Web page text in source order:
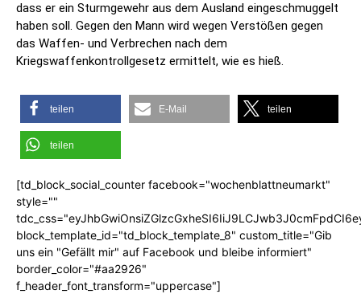
dass er ein Sturmgewehr aus dem Ausland eingeschmuggelt
haben soll. Gegen den Mann wird wegen Verstößen gegen
das Waffen- und Verbrechen nach dem
Kriegswaffenkontrollgesetz ermittelt, wie es hieß.
teilen E-Mail teilen
teilen
[td_block_social_counter facebook="wochenblattneumarkt"
style=""
block_template_id="td_block_template_8" custom_title="Gib
uns ein "Gefällt mir" auf Facebook und bleibe informiert"
border_color="#aa2926"
f_header_font_transform="uppercase"]